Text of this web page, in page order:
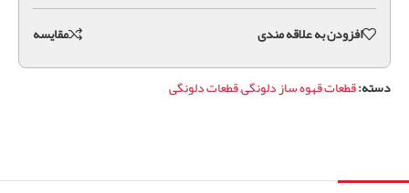
افزودن به علاقه مندی مقايسه
دسته:قطعات قهوه ساز دلونگی,قطعات دلونگی